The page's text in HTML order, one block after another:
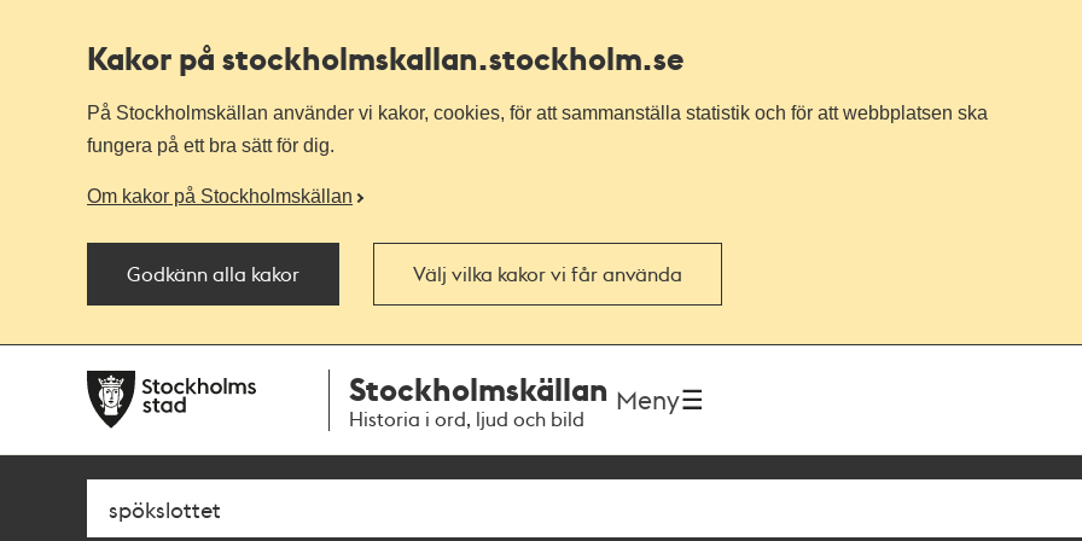
Kakor på stockholmskallan.stockholm.se
På Stockholmskällan använder vi kakor, cookies, för att sammanställa statistik och för att webbplatsen ska
fungera på ett bra sätt för dig.
Om kakor på Stockholmskällan
Godkänn alla kakor Välj vilka kakor vi får använda
navigationen
huvudinnehållet
Stockholmskällan
Historia i ord, ljud och bild
Meny
Sök